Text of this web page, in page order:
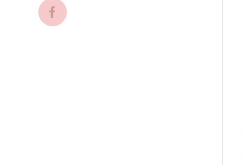
Facebook